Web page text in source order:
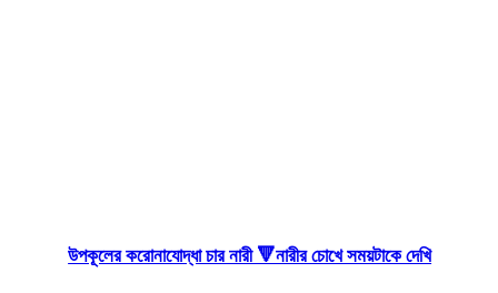
উপকূলের করোনাযোদ্ধা চার নারী 🔻নারীর চোখে সময়টাকে দেখি